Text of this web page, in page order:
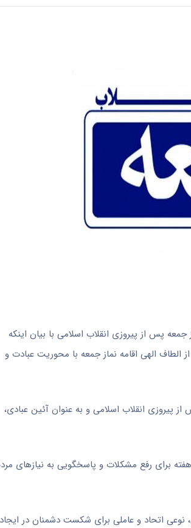
جمعه پس از پیروزی انقلاب اسلامی با بیان اینکه
الطاف الهی اقامه نماز جمعه با محوریت عبادت و
از پیروزی انقلاب اسلامی و به عنوان آئین عبادی،
برای رفع مشکلات و پاسخگویی به نیازهای
اتحاد و عاملی برای شکست دشمنان در ایجاد